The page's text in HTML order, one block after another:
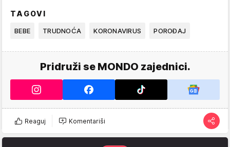
TAGOVI
BEBE TRUDNOĆA KORONAVIRUS POROĐAJ
Pridruži se MONDO zajednici.
Reaguj Komentariši